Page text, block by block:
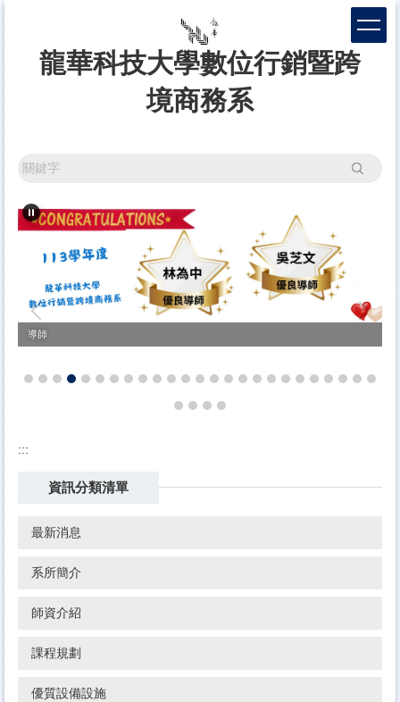
龍華科技大學數位行銷暨跨
境商務系
搜尋
導師
:::
資訊分類清單
最新消息
系所簡介
師資介紹
課程規劃
優質設備設施